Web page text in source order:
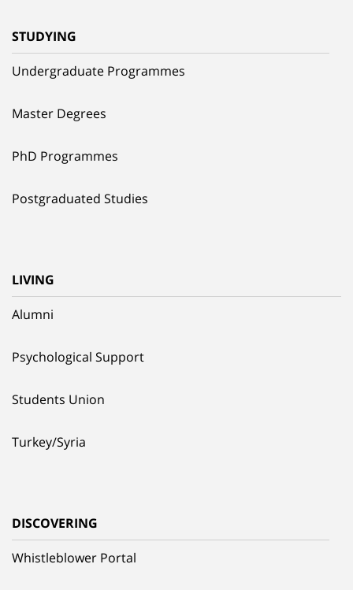
STUDYING
Undergraduate Programmes
Master Degrees
PhD Programmes
Postgraduated Studies
LIVING
Alumni
Psychological Support
Students Union
Turkey/Syria
DISCOVERING
Whistleblower Portal